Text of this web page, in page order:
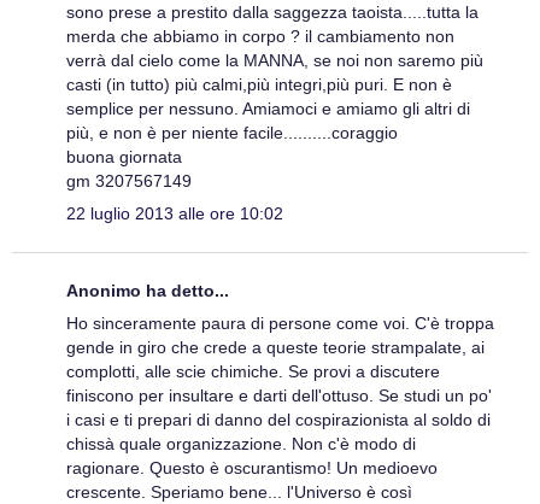
sono prese a prestito dalla saggezza taoista.....tutta la
merda che abbiamo in corpo ? il cambiamento non
verrà dal cielo come la MANNA, se noi non saremo più
casti (in tutto) più calmi,più integri,più puri. E non è
semplice per nessuno. Amiamoci e amiamo gli altri di
più, e non è per niente facile..........coraggio
buona giornata
gm 3207567149
22 luglio 2013 alle ore 10:02
Anonimo ha detto...
Ho sinceramente paura di persone come voi. C'è troppa
gende in giro che crede a queste teorie strampalate, ai
complotti, alle scie chimiche. Se provi a discutere
finiscono per insultare e darti dell'ottuso. Se studi un po'
i casi e ti prepari di danno del cospirazionista al soldo di
chissà quale organizzazione. Non c'è modo di
ragionare. Questo è oscurantismo! Un medioevo
crescente. Speriamo bene... l'Universo è così